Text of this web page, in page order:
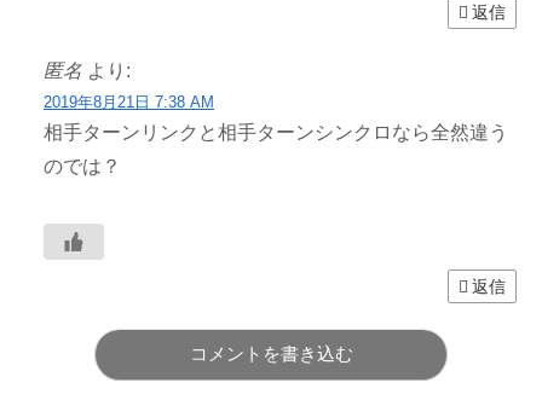
返信
匿名 より:
2019年8月21日 7:38 AM
相手ターンリンクと相手ターンシンクロなら全然違う
のでは？
返信
コメントを書き込む